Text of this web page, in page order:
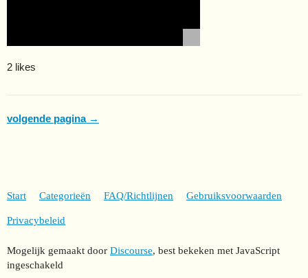
2 likes
volgende pagina →
Start Categorieën FAQ/Richtlijnen Gebruiksvoorwaarden
Privacybeleid
Mogelijk gemaakt door Discourse, best bekeken met JavaScript
ingeschakeld